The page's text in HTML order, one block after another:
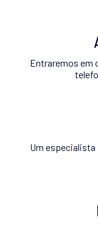
Entraremos em
Um especialista